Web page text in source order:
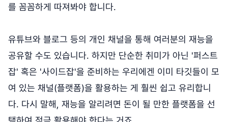
를 꼼꼼하게 따져봐야 합니다.
유튜브와 블로그 등의 개인 채널을 통해 여러분의 재능을
공유할 수도 있습니다. 하지만 단순한 취미가 아닌 '퍼스트
잡' 혹은 '사이드잡'을 준비하는 우리에겐 이미 타깃들이 모
여 있는 채널(플랫폼)을 활용하는 게 훨씬 쉽고 유리합니
다. 다시 말해, 재능을 알리려면 돈이 될 만한 플랫폼을 선